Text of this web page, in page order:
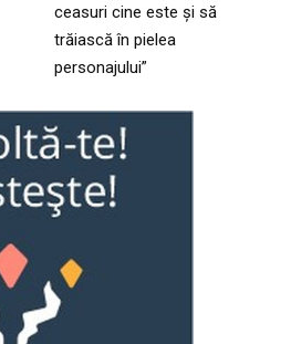
ceasuri cine este și să
trăiască în pielea
personajului”